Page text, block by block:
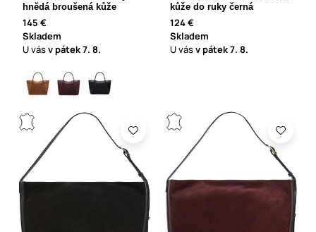
hnědá broušená kůže
145 €
Skladem
U vásv pátek7. 8.
kůže do ruky černá
124 €
Skladem
U vásv pátek7. 8.